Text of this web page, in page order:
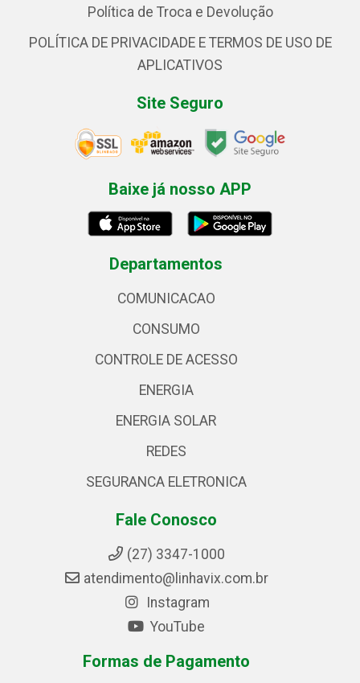
Política de Troca e Devolução
POLÍTICA DE PRIVACIDADE E TERMOS DE USO DE
APLICATIVOS
Site Seguro
Baixe já nosso APP
Departamentos
COMUNICACAO
CONSUMO
CONTROLE DE ACESSO
ENERGIA
ENERGIA SOLAR
REDES
SEGURANCA ELETRONICA
Fale Conosco
(27) 3347-1000
atendimento@linhavix.com.br
Instagram
YouTube
Formas de Pagamento